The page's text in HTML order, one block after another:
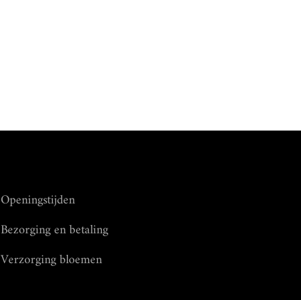
Openingstijden
Bezorging en betaling
Verzorging bloemen